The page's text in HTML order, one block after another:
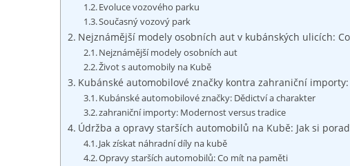
Evoluce vozového parku
Současný vozový park
Nejznámější ‍modely osobních ⁤aut v kubánských ulicích:
Nejznámější modely osobních⁣ aut
Život ​s automobily na‌ Kubě
Kubánské‍ automobilové značky kontra⁣ zahraniční
Kubánské ​automobilové značky: Dědictví a charakter
zahraniční importy: Modernost​ versus‌ tradice
Údržba‌ a opravy ​starších ⁢automobilů na Kubě: Jak ‌si
Jak získat náhradní​ díly na kubě
Opravy ⁣starších ‌automobilů: Co mít na paměti